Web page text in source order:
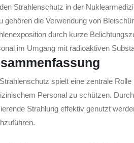
Strahlenschutz in der
gehören die Verwendung von
durch kurze
im Umgang mit radioaktiven
spielt eine zentrale
Personal zu schützen.
Strahlung effektiv genutzt